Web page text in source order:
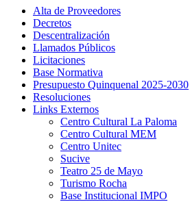
Alta de Proveedores
Decretos
Descentralización
Llamados Públicos
Licitaciones
Base Normativa
Presupuesto Quinquenal 2025-2030
Resoluciones
Links Externos
Centro Cultural La Paloma
Centro Cultural MEM
Centro Unitec
Sucive
Teatro 25 de Mayo
Turismo Rocha
Base Institucional IMPO